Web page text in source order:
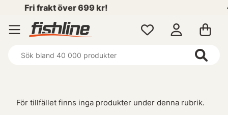
Fri frakt över 699 kr!
För tillfället finns inga produkter under denna rubrik.